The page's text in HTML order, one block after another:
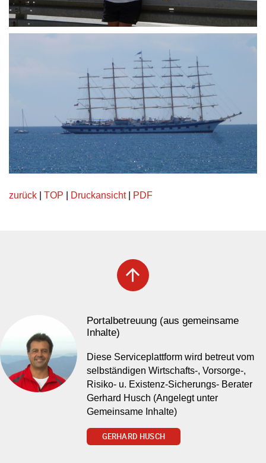
zurück TOP Druckansicht| PDF
arrow_upward
Portalbetreuung (aus gemeinsame
Inhalte)
Diese Serviceplattform wird betreut vom
selbständigen Wirtschafts-, Vorsorge-,
Risiko- u. Existenz-Sicherungs- Berater
Gerhard Husch (Angelegt unter
Gemeinsame Inhalte)
GERHARD HUSCH